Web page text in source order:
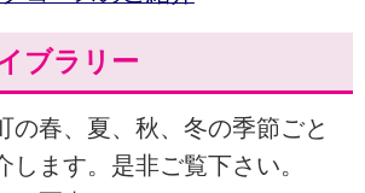
ブラリー
の春、夏、秋、冬の季節ごと
します。是非ご覧下さい。